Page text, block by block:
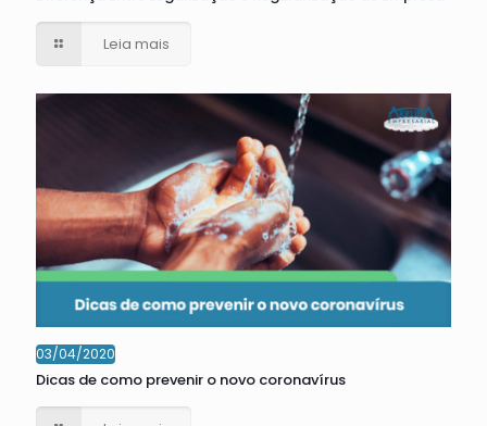
Leia mais
03/04/2020
Dicas de como prevenir o novo coronavírus